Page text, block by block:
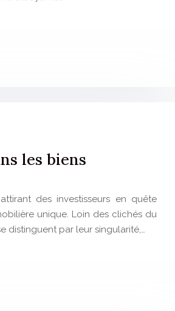
les biens
des investisseurs en quête
unique. Loin des clichés du
distinguent par leur singularité,…